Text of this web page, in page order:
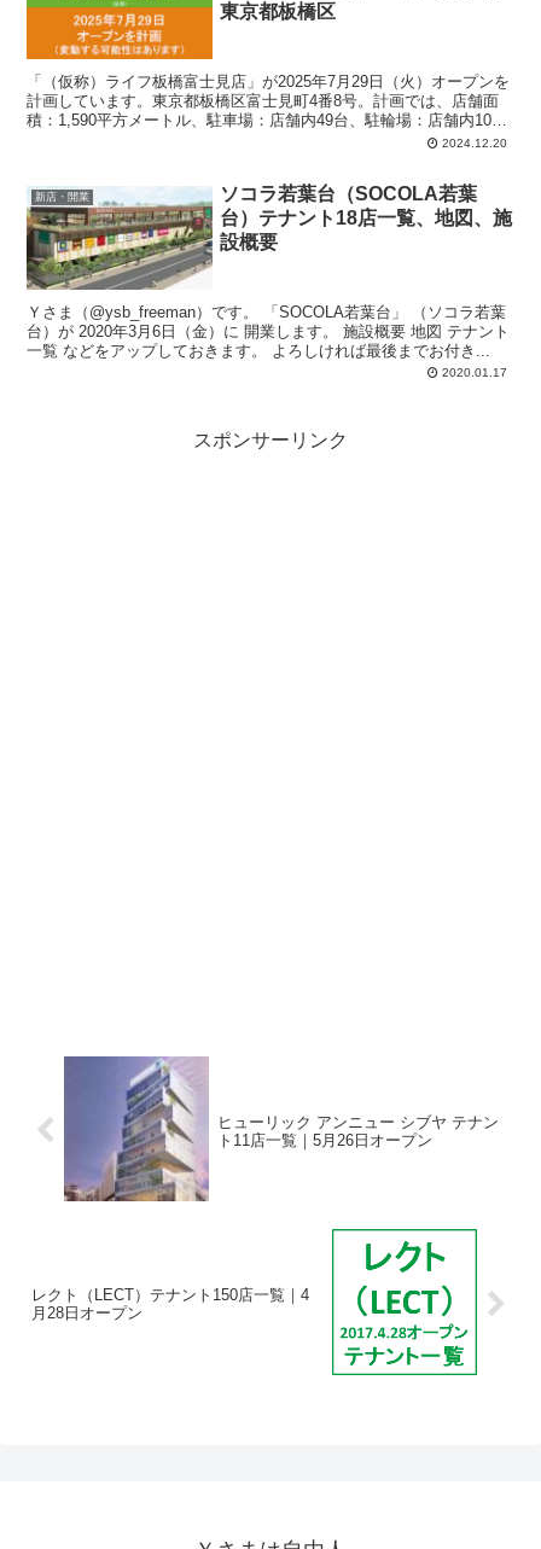
東京都板橋区
「（仮称）ライフ板橋富士見店」が2025年7月29日（火）オープンを
計画しています。東京都板橋区富士見町4番8号。計画では、店舗面
積：1,590平方メートル、駐車場：店舗内49台、駐輪場：店舗内106
2024.12.20
新店・開業
ソコラ若葉台（SOCOLA若葉
台）テナント18店一覧、地図、施
設概要
Ｙさま（@ysb_freeman）です。 「SOCOLA若葉台」 （ソコラ若葉
台）が 2020年3月6日（金）に 開業します。 施設概要 地図 テナント
一覧 などをアップしておきます。 よろしければ最後までお付き...
2020.01.17
スポンサーリンク
ヒューリック アンニュー シブヤ テナン
ト11店一覧｜5月26日オープン
レクト（LECT）テナント150店一覧｜4
月28日オープン